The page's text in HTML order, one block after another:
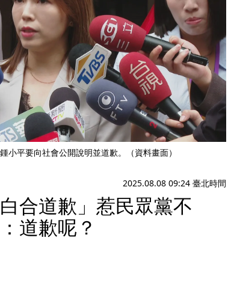
小平要向社會公開說明並道歉。（資料畫面）
2025.08.08 09:24 臺北時間
合道歉」惹民眾黨不
道歉呢？